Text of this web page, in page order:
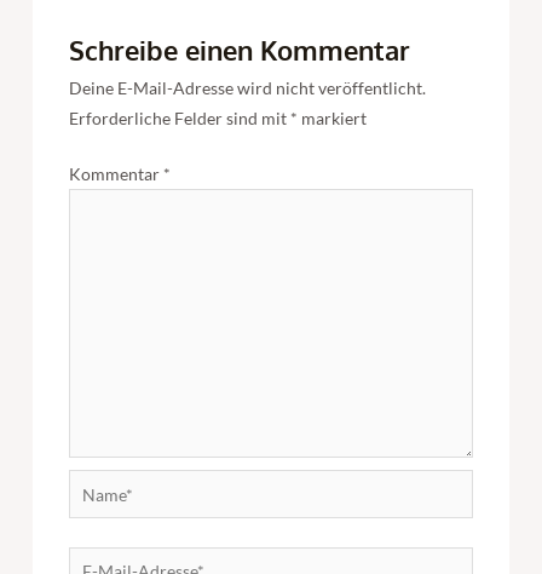
Schreibe einen Kommentar
Deine E-Mail-Adresse wird nicht veröffentlicht.
Erforderliche Felder sind mit * markiert
Kommentar *
Name*